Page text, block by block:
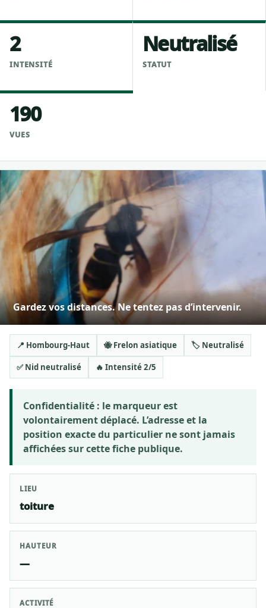
2
INTENSITÉ
Neutralisé
STATUT
190
VUES
Gardez vos distances. Ne tentez pas d’intervenir.
📍 Hombourg-Haut 🐝 Frelon asiatique 🏷️ Neutralisé
✅ Nid neutralisé 🔥 Intensité 2/5
Confidentialité : le marqueur est
volontairement déplacé. L’adresse et la
position exacte du particulier ne sont jamais
affichées sur cette fiche publique.
LIEU
toiture
HAUTEUR
—
ACTIVITÉ